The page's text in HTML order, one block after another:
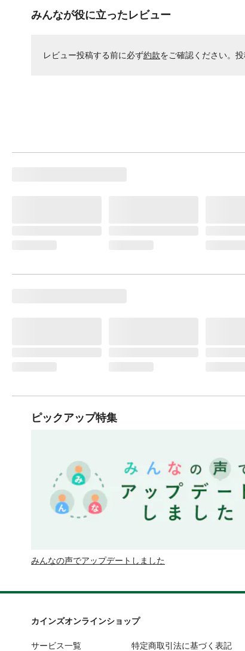
みんなが役に立ったレビュー
レビュー投稿する前に必ず約款をご確認ください。
ピックアップ特集
みんなの声でアップデートしました
カインズオンラインショップ
サービス一覧 特定商取引法に基づく表記